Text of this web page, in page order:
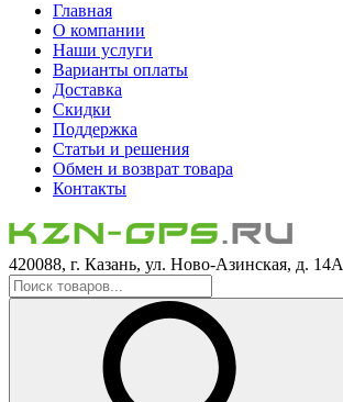
Главная
О компании
Наши услуги
Варианты оплаты
Доставка
Скидки
Поддержка
Статьи и решения
Обмен и возврат товара
Контакты
420088, г. Казань, ул. Ново-Азинская, д. 14А